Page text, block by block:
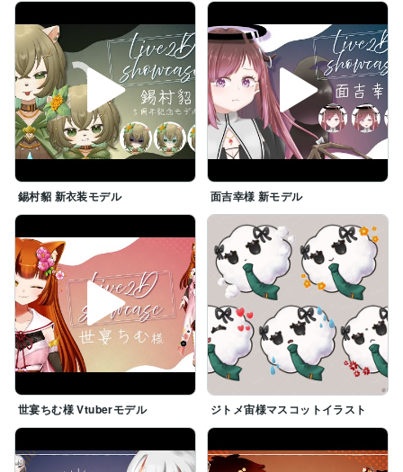
錫村貂 新衣装モデル 面吉幸様 新モデル
世宴ちむ様 Vtuberモデル ジトメ宙様マスコットイラスト